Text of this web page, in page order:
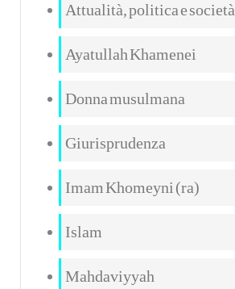
Attualità, politica e società
Ayatullah Khamenei
Donna musulmana
Giurisprudenza
Imam Khomeyni (ra)
Islam
Mahdaviyyah